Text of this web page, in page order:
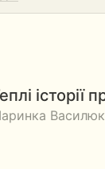
історії